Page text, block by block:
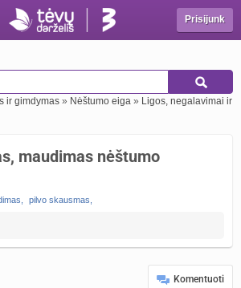
Prisijunk
ir gimdymas » Nėštumo eiga » Ligos, negalavimai ir
maudimas nėštumo
pilvo skausmas
Komentuoti